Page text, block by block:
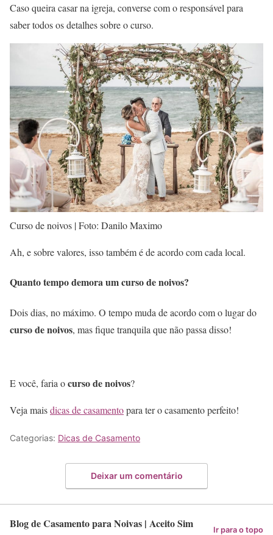
Caso queira casar na igreja, converse com o responsável para
saber todos os detalhes sobre o curso.
Curso de noivos | Foto: Danilo Maximo
Ah, e sobre valores, isso também é de acordo com cada local.
Quanto tempo demora um curso de noivos?
Dois dias, no máximo. O tempo muda de acordo com o lugar do
curso de noivos, mas fique tranquila que não passa disso!
E você, faria ocurso de noivos?
Veja maisdicas de casamentopara ter o casamento perfeito!
Categorias: Dicas de Casamento
Deixar um comentário
Blog de Casamento para Noivas | Aceito Sim Ir para o topo